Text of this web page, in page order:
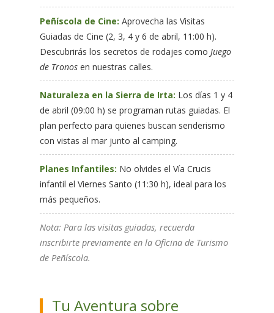
Peñíscola de Cine: Aprovecha las Visitas
Guiadas de Cine (2, 3, 4 y 6 de abril, 11:00 h).
Descubrirás los secretos de rodajes como Juego
de Tronosen nuestras calles.
Naturaleza en la Sierra de Irta: Los días 1 y 4
de abril (09:00 h) se programan rutas guiadas. El
plan perfecto para quienes buscan senderismo
con vistas al mar junto al camping.
Planes Infantiles: No olvides el Vía Crucis
infantil el Viernes Santo (11:30 h), ideal para los
más pequeños.
Nota: Para las visitas guiadas, recuerda
inscribirte previamente en la Oficina de Turismo
de Peñíscola.
Tu Aventura sobre